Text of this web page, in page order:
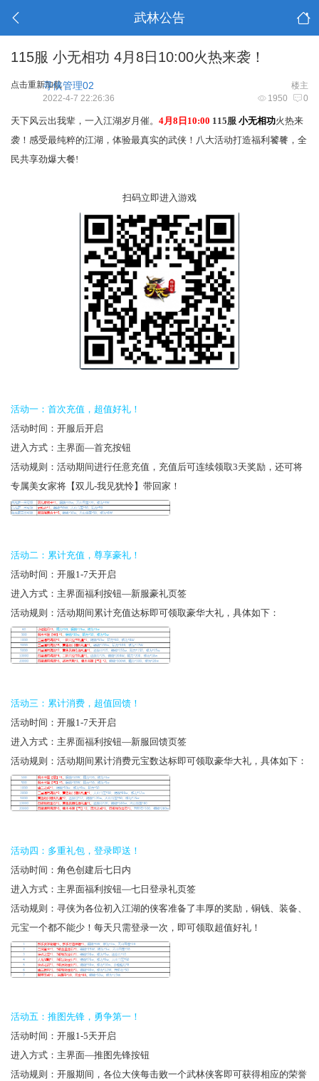
武林公告
115服 小无相功 4月8日10:00火热来袭！
点击重新加载 楼主
寻侠管理02
1950 0
2022-4-7 22:26:36
天下风云出我辈，一入江湖岁月催。 4月8日10:00 115服 小无相功火热来
袭！感受最纯粹的江湖，体验最真实的武侠！八大活动打造福利饕餮，全
民共享劲爆大餐!
扫码立即进入游戏
活动一：首次充值，超值好礼！
活动时间：开服后开启
进入方式：主界面—首充按钮
活动规则：活动期间进行任意充值，充值后可连续领取3天奖励，还可将
专属美女家将【双儿-我见犹怜】带回家！
活动二：累计充值，尊享豪礼！
活动时间：开服1-7天开启
进入方式：主界面福利按钮—新服豪礼页签
活动规则：活动期间累计充值达标即可领取豪华大礼，具体如下：
活动三：累计消费，超值回馈！
活动时间： 开服1-7天开启
进入方式：主界面福利按钮—新服回馈页签
活动规则：活动期间累计消费元宝数达标即可领取豪华大礼，具体如下：
活动四：多重礼包，登录即送！
活动时间：角色创建后七日内
进入方式：主界面福利按钮—七日登录礼页签
活动规则：寻侠为各位初入江湖的侠客准备了丰厚的奖励，铜钱、装备、
元宝一个都不能少！每天只需登录一次，即可领取超值好礼！
活动五：推图先锋，勇争第一！
活动时间：开服1-5天开启
进入方式：主界面—推图先锋按钮
活动规则：开服期间，各位大侠每击败一个武林侠客即可获得相应的荣誉